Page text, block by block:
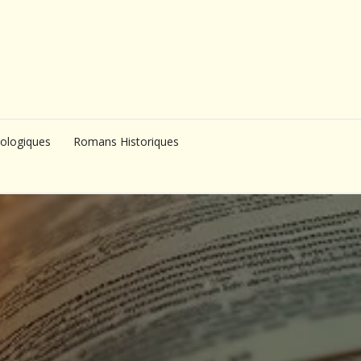
Romans Historiques